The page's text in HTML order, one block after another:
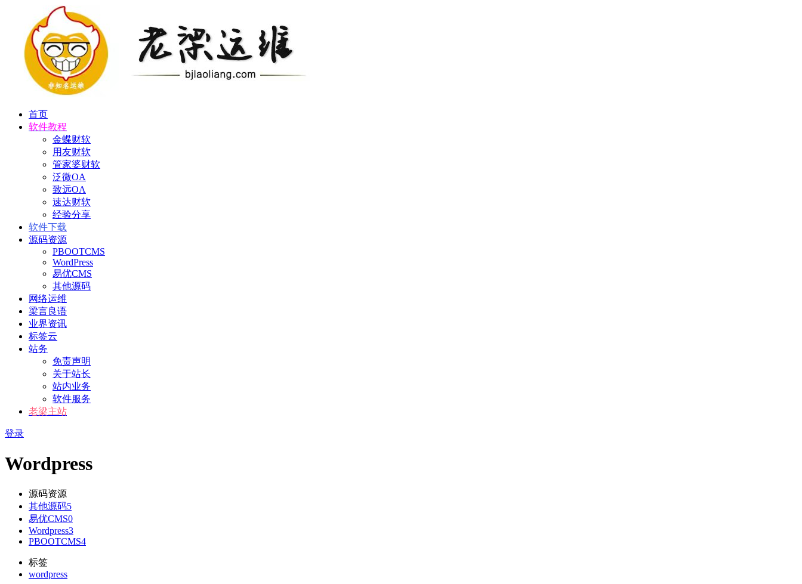
首页
软件教程
金蝶财软
用友财软
管家婆财软
泛微OA
致远OA
速达财软
经验分享
软件下载
源码资源
PBOOTCMS
WordPress
易优CMS
其他源码
网络运维
梁言良语
业界资讯
标签云
站务
免责声明
关于站长
站内业务
软件服务
老梁主站
登录
Wordpress
源码资源
其他源码5
易优CMS0
Wordpress3
PBOOTCMS4
标签
wordpress